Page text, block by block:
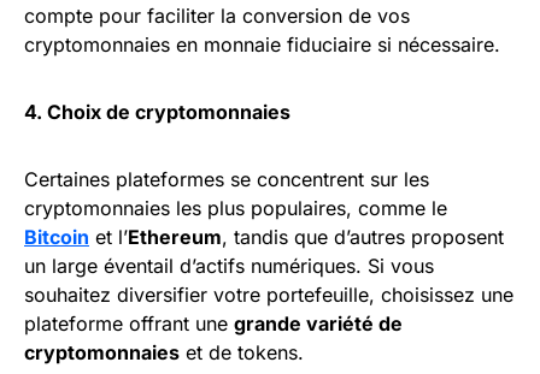
compte pour faciliter la conversion de vos
cryptomonnaies en monnaie fiduciaire si nécessaire.
4. Choix de cryptomonnaies
Certaines plateformes se concentrent sur les
cryptomonnaies les plus populaires, comme le
Bitcoin et l’Ethereum, tandis que d’autres proposent
un large éventail d’actifs numériques. Si vous
souhaitez diversifier votre portefeuille, choisissez une
plateforme offrant une grande variété de
cryptomonnaies et de tokens.